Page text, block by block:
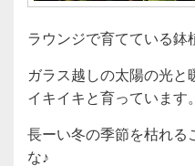
ラウンジで育てている鉢
ガラス越しの太陽の光
イキイキと育っています。
長ーい冬の季節を枯れる
な♪